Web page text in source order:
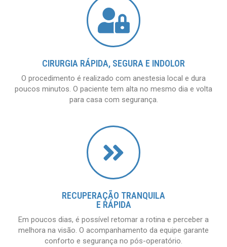
CIRURGIA RÁPIDA, SEGURA E INDOLOR
O procedimento é realizado com anestesia local e dura
poucos minutos. O paciente tem alta no mesmo dia e volta
para casa com segurança.
RECUPERAÇÃO TRANQUILA
E RÁPIDA
Em poucos dias, é possível retomar a rotina e perceber a
melhora na visão. O acompanhamento da equipe garante
conforto e segurança no pós-operatório.